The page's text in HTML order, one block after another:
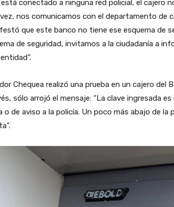
conectado a ninguna red policial, el cajero
nos comunicamos con el departamento de
que este banco no tiene ese esquema de
de seguridad, invitamos a la ciudadanía a
Chequea realizó una prueba en un cajero del
sólo arrojó el mensaje: “La clave ingresada
o de aviso a la policía. Un poco más abajo de la